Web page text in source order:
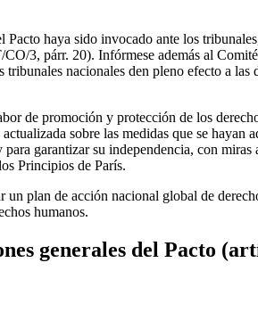
Pacto haya sido invocado ante los
3, párr. 20). Infórmese además al
nacionales den pleno efecto a las
de promoción y protección de los
sobre las medidas que se hayan
garantizar su independencia, con miras
Principios de París.
plan de acción nacional global de
humanos.
generales del Pacto